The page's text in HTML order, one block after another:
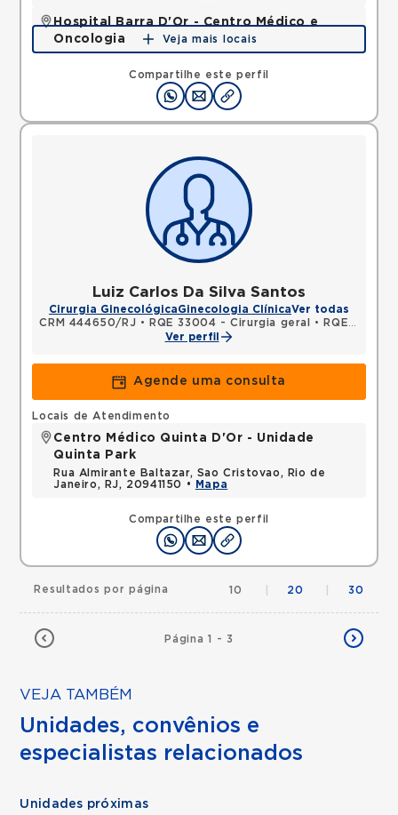
Compartilhe este perfil
Hospital Barra D'Or - Centro Médico e
Oncologia
Avenida Nelson Mufarrej, Barra da Tijuca, Rio de
Janeiro, RJ, 22775050 •
Mapa
Veja mais locais
Luiz Carlos Da Silva Santos
Cirurgia GinecológicaGinecologia ClínicaVer todas
CRM 444650/RJ • RQE 33004 - Cirurgia geral •
RQE 41384 - Ginecologia e obstetrícia
Ver perfil
Agende uma consulta
Compartilhe este perfil
Locais de Atendimento
Centro Médico Quinta D'Or - Unidade
Quinta Park
Rua Almirante Baltazar, Sao Cristovao, Rio de
Janeiro, RJ, 20941150 •
Mapa
Página 1 - 3
Resultados por página 10 20 30
VEJA TAMBÉM
Unidades, convênios e
especialistas relacionados
Unidades próximas